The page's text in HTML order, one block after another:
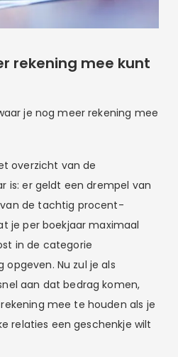
rekening mee kunt
je nog meer rekening mee
overzicht van de
is: er geldt een drempel van
de tachtig procent-
je per boekjaar maximaal
in de categorie
opgeven. Nu zul je als
aan dat bedrag komen,
mee te houden als je
relaties een geschenkje wilt